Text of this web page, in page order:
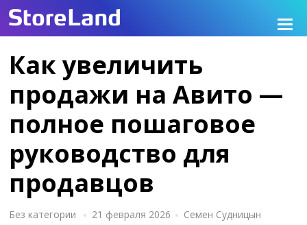
Как увеличить
продажи на Авито —
полное пошаговое
руководство для
продавцов
Без категории 21 февраля 2026 Семен Судницын